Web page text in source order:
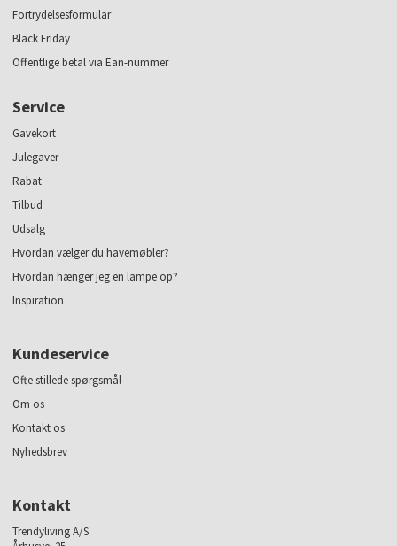
Fortrydelsesformular
Black Friday
Offentlige betal via Ean-nummer
Service
Gavekort
Julegaver
Rabat
Tilbud
Udsalg
Hvordan vælger du havemøbler?
Hvordan hænger jeg en lampe op?
Inspiration
Kundeservice
Ofte stillede spørgsmål
Om os
Kontakt os
Nyhedsbrev
Kontakt
Trendyliving A/S